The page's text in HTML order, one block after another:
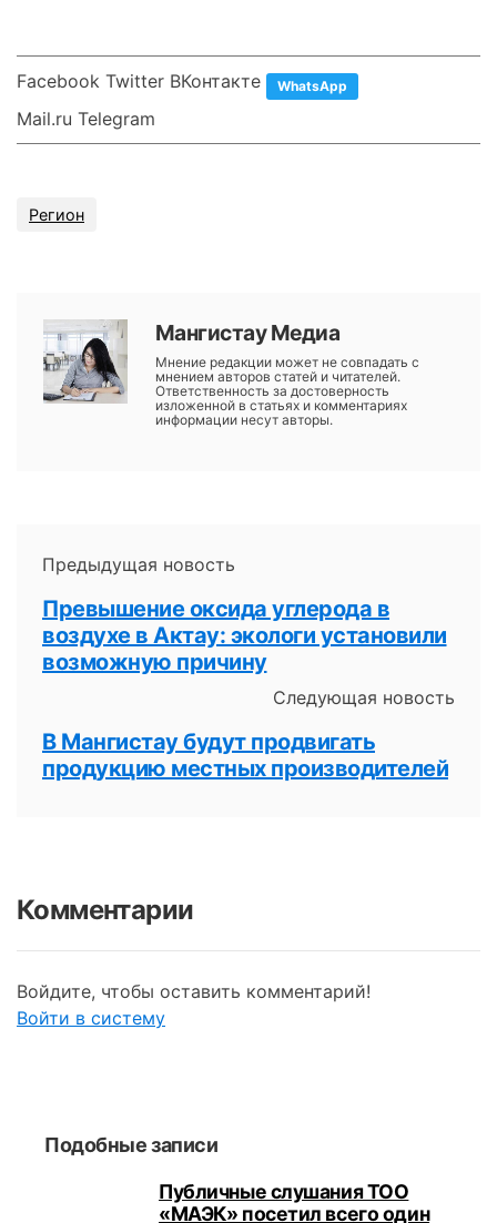
Facebook Twitter ВКонтакте WhatsApp
Mail.ru Telegram
Регион
Мангистау Медиа
Мнение редакции может не совпадать с
мнением авторов статей и читателей.
Ответственность за достоверность
изложенной в статьях и комментариях
информации несут авторы.
Предыдущая новость
Превышение оксида углерода в
воздухе в Актау: экологи установили
возможную причину
Следующая новость
В Мангистау будут продвигать
продукцию местных производителей
Комментарии
Войдите, чтобы оставить комментарий!
Войти в систему
Подобные записи
Публичные слушания ТОО
«МАЭК» посетил всего один